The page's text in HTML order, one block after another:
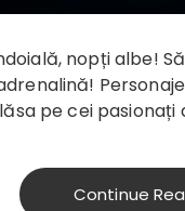
nopți albe!
pe cei pasionați
Continue